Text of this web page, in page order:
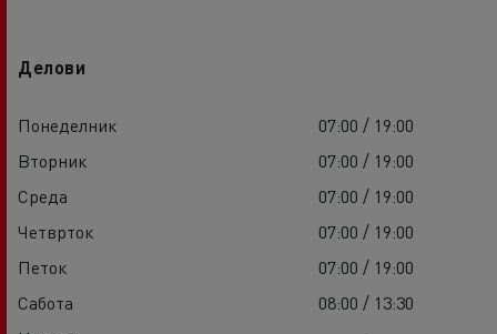
Делови
Понеделник
07:00 / 19:00
Вторник
07:00 / 19:00
Среда
07:00 / 19:00
Четврток
07:00 / 19:00
Петок
07:00 / 19:00
Сабота
08:00 / 13:30